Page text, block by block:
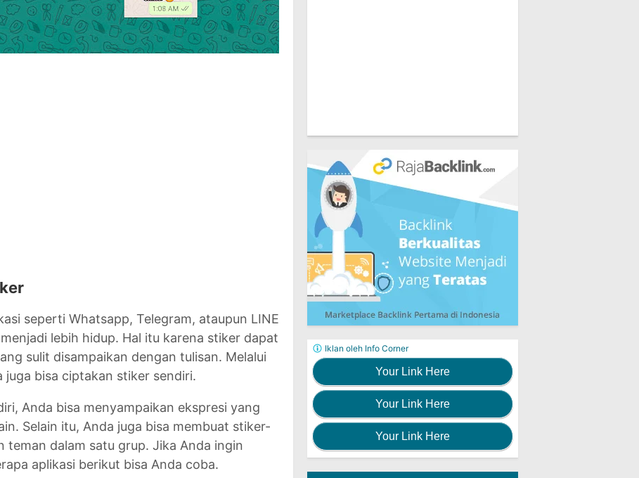
seperti Whatsapp, Telegram, ataupun LINE
lebih hidup. Hal itu karena stiker dapat
sulit disampaikan dengan tulisan. Melalui
juga bisa ciptakan stiker sendiri.
Anda bisa menyampaikan ekspresi yang
Selain itu, Anda juga bisa membuat stiker-
teman dalam satu grup. Jika Anda ingin
aplikasi berikut bisa Anda coba.
Your Link Here
Your Link Here
Your Link Here
Iklan oleh Info Corner